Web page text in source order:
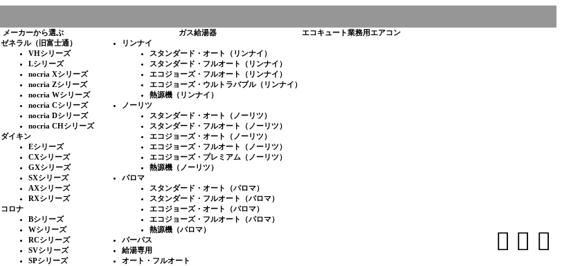
メーカーから選ぶ
ゼネラル（旧富士通）
VHシリーズ
Lシリーズ
nocria Xシリーズ
nocria Zシリーズ
nocria Wシリーズ
nocria Cシリーズ
nocria Dシリーズ
nocria CHシリーズ
ダイキン
Eシリーズ
CXシリーズ
GXシリーズ
SXシリーズ
AXシリーズ
RXシリーズ
コロナ
Bシリーズ
Wシリーズ
RCシリーズ
SVシリーズ
SPシリーズ
ガス給湯器
リンナイ
スタンダード・オート（リンナイ）
スタンダード・フルオート（リンナイ）
エコジョーズ・フルオート（リンナイ）
エコジョーズ・ウルトラバブル（リンナイ）
熱源機（リンナイ）
ノーリツ
スタンダード・オート（ノーリツ）
スタンダード・フルオート（ノーリツ）
エコジョーズ・オート（ノーリツ）
エコジョーズ・フルオート（ノーリツ）
エコジョーズ・プレミアム（ノーリツ）
熱源機（ノーリツ）
パロマ
スタンダード・オート（パロマ）
スタンダード・フルオート（パロマ）
エコジョーズ・オート（パロマ）
エコジョーズ・フルオート（パロマ）
熱源機（パロマ）
パーパス
給湯専用
オート・フルオート
エコキュート業務用エアコン
  